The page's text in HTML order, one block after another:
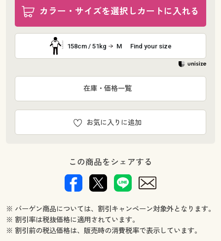
カラー・サイズを選択しカートに入れる
158cm / 51kg M Find your size
お気に入りに追加
在庫・価格一覧
この商品をシェアする
※ バーゲン商品については、割引キャンペーン対象外となります。
※ 割引率は税抜価格に適用されています。
※ 割引前の税込価格は、販売時の消費税率で表示しています。